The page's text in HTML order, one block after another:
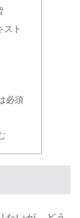
スト
必須